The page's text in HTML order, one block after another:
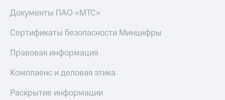
Документы ПАО «МТС»
Сертификаты безопасности Минцифры
Правовая информация
Комплаенс и деловая этика
Раскрытие информации